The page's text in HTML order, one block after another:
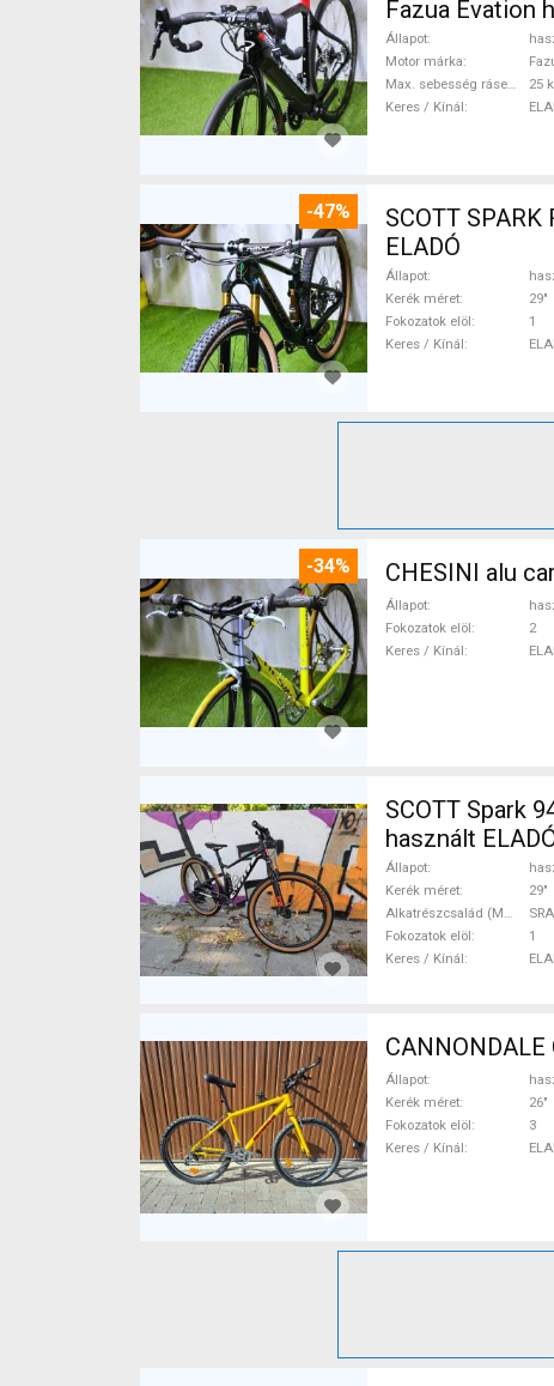
Fazua Evation
Állapot
Motor márka
Max. sebesség rásegítéssel
25
Keres / Kínál
-47%
SCOTT SPARK RC CARBON 29
ELADÓ
Állapot
Kerék méret
29"
Fokozatok elöl
1
Keres / Kínál
-34% CHESINI alu
Állapot
Fokozatok elöl
2
Keres / Kínál
SCOTT Spark
használt
Állapot
Kerék méret
29"
Alkatrészcsalád (MTB)
Fokozatok elöl
1
Keres / Kínál
Állapot
Kerék méret
26"
Fokozatok elöl
3
Keres / Kínál